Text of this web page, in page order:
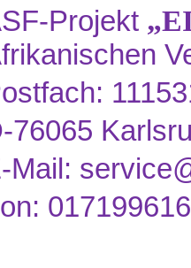
Projekt
76065
Mail: